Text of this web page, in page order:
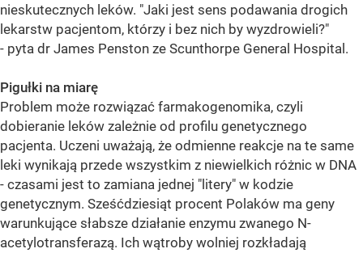
nieskutecznych leków. "Jaki jest sens podawania drogich
lekarstw pacjentom, którzy i bez nich by wyzdrowieli?"
- pyta dr James Penston ze Scunthorpe General Hospital.
Pigułki na miarę
Problem może rozwiązać farmakogenomika, czyli
dobieranie leków zależnie od profilu genetycznego
pacjenta. Uczeni uważają, że odmienne reakcje na te same
leki wynikają przede wszystkim z niewielkich różnic w DNA
- czasami jest to zamiana jednej "litery" w kodzie
genetycznym. Sześćdziesiąt procent Polaków ma geny
warunkujące słabsze działanie enzymu zwanego N-
acetylotransferazą. Ich wątroby wolniej rozkładają